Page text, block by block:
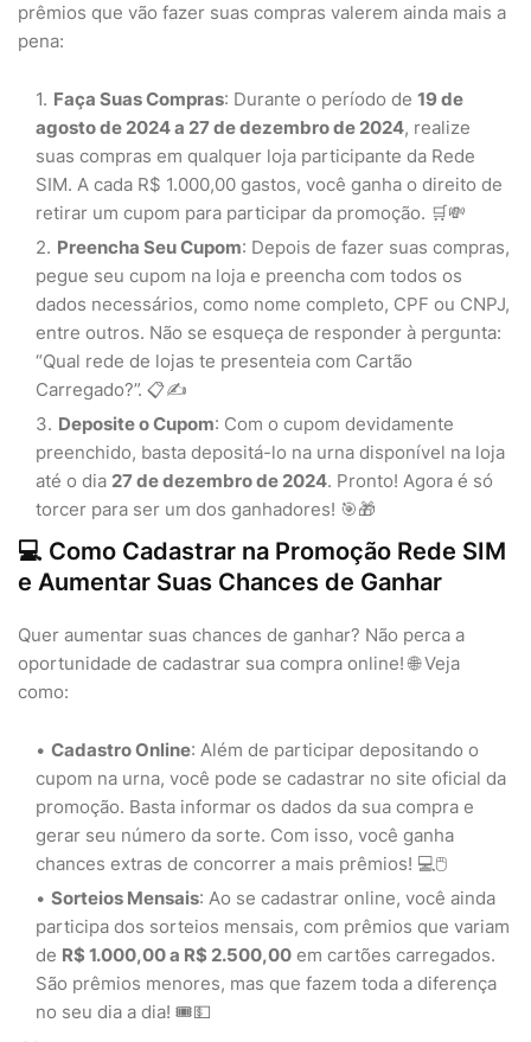
prêmios que vão fazer suas compras valerem ainda mais a
pena:
Faça Suas Compras: Durante o período de 19 de
agosto de 2024 a 27 de dezembro de 2024, realize
suas compras em qualquer loja participante da Rede
SIM. A cada R$ 1.000,00 gastos, você ganha o direito de
retirar um cupom para participar da promoção. 🛒💸
Preencha Seu Cupom: Depois de fazer suas compras,
pegue seu cupom na loja e preencha com todos os
dados necessários, como nome completo, CPF ou CNPJ,
entre outros. Não se esqueça de responder à pergunta:
“Qual rede de lojas te presenteia com Cartão
Carregado?”. 📋✍️
Deposite o Cupom: Com o cupom devidamente
preenchido, basta depositá-lo na urna disponível na loja
até o dia 27 de dezembro de 2024. Pronto! Agora é só
torcer para ser um dos ganhadores! 🎯🎁
💻 Como Cadastrar na Promoção Rede SIM
e Aumentar Suas Chances de Ganhar
Quer aumentar suas chances de ganhar? Não perca a
oportunidade de cadastrar sua compra online! 🌐 Veja
como:
Cadastro Online: Além de participar depositando o
cupom na urna, você pode se cadastrar no site oficial da
promoção. Basta informar os dados da sua compra e
gerar seu número da sorte. Com isso, você ganha
chances extras de concorrer a mais prêmios! 💻🖱️
Sorteios Mensais: Ao se cadastrar online, você ainda
participa dos sorteios mensais, com prêmios que variam
de R$ 1.000,00 a R$ 2.500,00 em cartões carregados.
São prêmios menores, mas que fazem toda a diferença
no seu dia a dia! 🎟️💵